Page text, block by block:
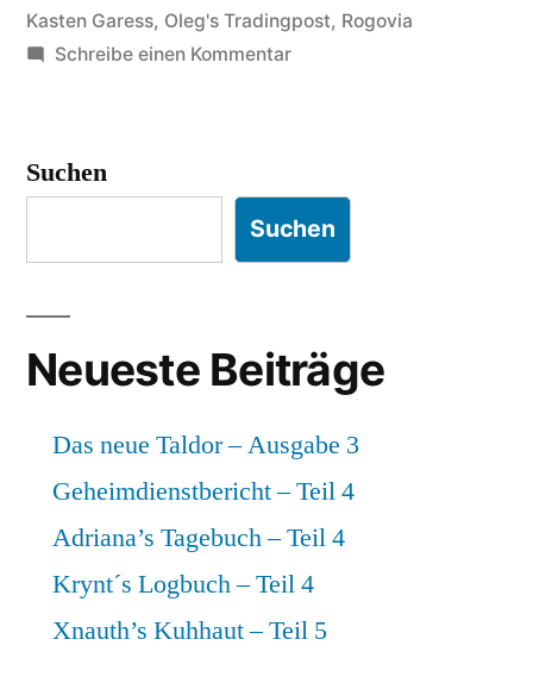
Kasten Garess, Oleg's Tradingpost, Rogovia
Schreibe einen Kommentarzu
4
Suchen
Suchen
Neueste Beiträge
Das neue Taldor – Ausgabe 3
Geheimdienstbericht – Teil 4
Adriana’s Tagebuch – Teil 4
Krynt´s Logbuch – Teil 4
Xnauth’s Kuhhaut – Teil 5